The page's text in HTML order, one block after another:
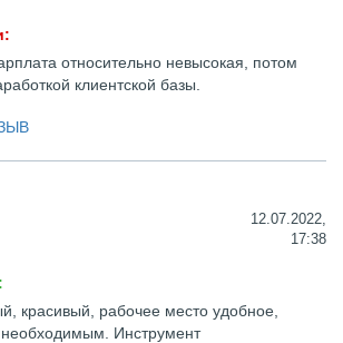
относительно невысокая, потом
клиентской базы.
12.07.2022,
17:38
красивый, рабочее место удобное,
Инструмент